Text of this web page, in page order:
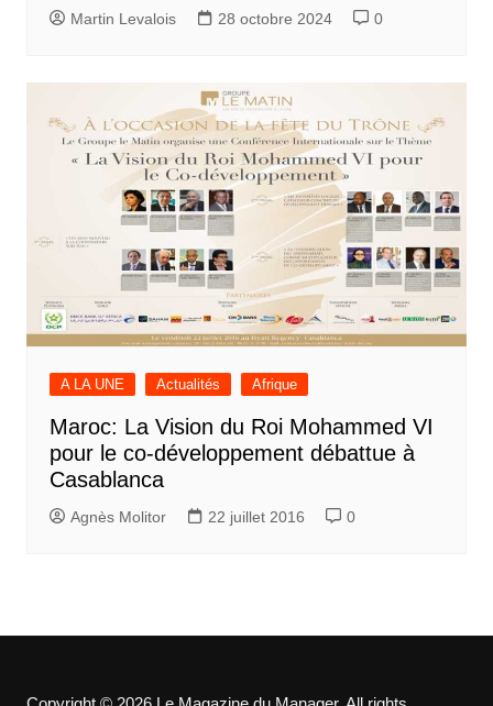
Martin Levalois 28 octobre 2024 0
A LA UNE Actualités Afrique
Maroc: La Vision du Roi Mohammed VI
pour le co-développement débattue à
Casablanca
Agnès Molitor 22 juillet 2016 0